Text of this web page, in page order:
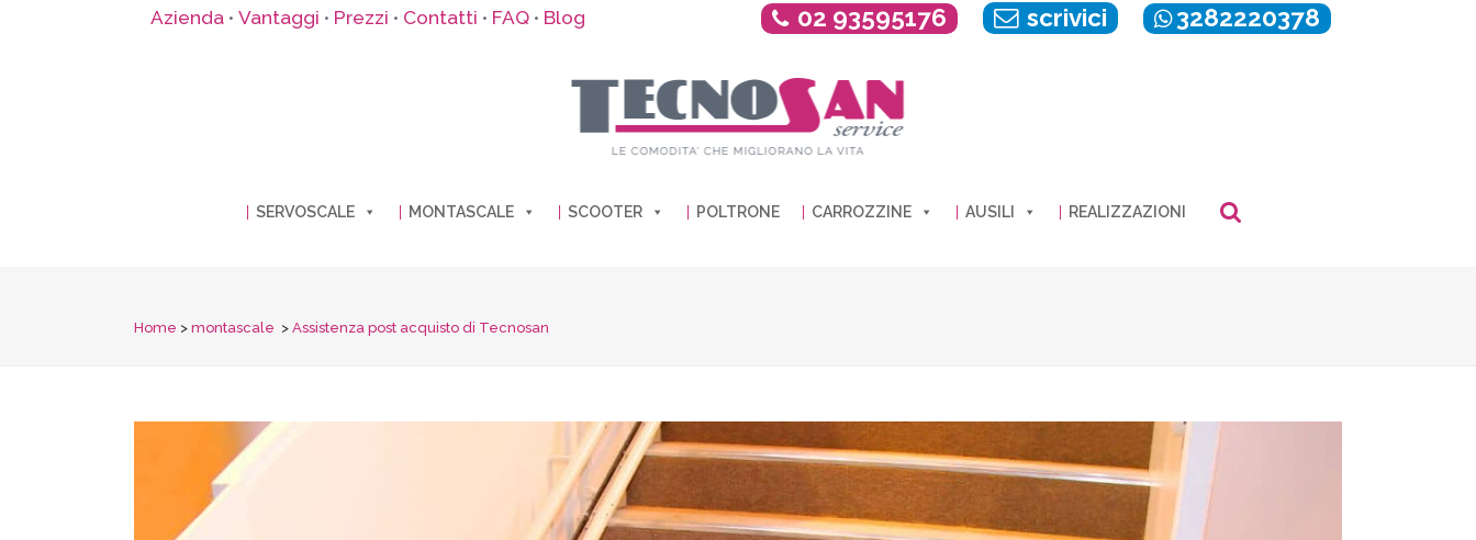
Azienda • Vantaggi • Prezzi • Contatti • FAQ • Blog 02 93595176 scrivici 3282220378
SERVOSCALE MONTASCALE SCOOTER POLTRONE CARROZZINE AUSILI REALIZZAZIONI
Home > montascale > Assistenza post acquisto di Tecnosan